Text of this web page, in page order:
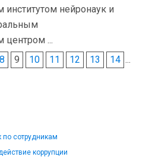
институтом нейронаук и
центром ...
8 9 10 11 12 13 14 ...
по сотрудникам
коррупции